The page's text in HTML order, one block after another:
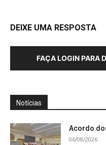
DEIXE UMA RESPOSTA
FAÇA LOGIN PARA
Notícias
Acordo
06/08/2026